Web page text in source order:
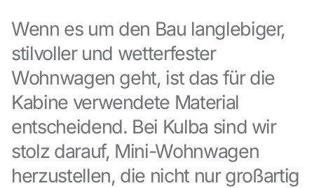
Wenn es um den Bau langlebiger,
stilvoller und wetterfester
Wohnwagen geht, ist das für die
Kabine verwendete Material
entscheidend. Bei Kulba sind wir
stolz darauf, Mini-Wohnwagen
herzustellen, die nicht nur großartig